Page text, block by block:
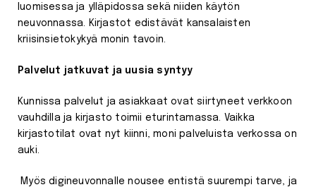
luomisessa ja ylläpidossa sekä niiden käytön
neuvonnassa. Kirjastot edistävät kansalaisten
kriisinsietokykyä monin tavoin.
Palvelut jatkuvat ja uusia syntyy
Kunnissa palvelut ja asiakkaat ovat siirtyneet verkkoon
vauhdilla ja kirjasto toimii eturintamassa. Vaikka
kirjastotilat ovat nyt kiinni, moni palveluista verkossa on
auki.
Myös digineuvonnalle nousee entistä suurempi tarve, ja